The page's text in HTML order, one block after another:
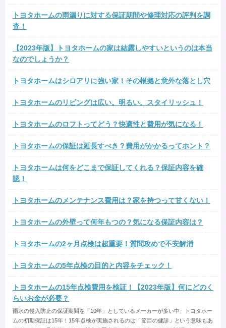
トヨタホームの雨漏りに対する保証期間や修理対応の評判を調
査！
【2023年版】トヨタホームの家は結露しやすいというのは本当
なのでしょうか？
トヨタホームはシロアリに強い家！その根拠と意外な落とし穴
トヨタホームのリビングは広い。明るい。スタイリッシュ！
トヨタホームのロフトってどう？快適性と費用が気になる！
トヨタホームの保証は延長すべき？費用がかかるってホント？
トヨタホームは何をどこまで保証してくれる？保証内容を確
認！
トヨタホームのメンテナンス費用は？家を持つって甘くない！
トヨタホームの外壁って何年もつの？気になる保証内容は？
トヨタホームの2ヶ月点検は超重要！質問攻めで不安解消
トヨタホームの5年点検の目的と内容をチェック！
トヨタホームの15年点検費用を検証！【2023年版】何にどのく
らいお金が必要？
雨水の侵入防止の保証期間を「10年」としているメーカーが多い中、トヨタホー
ムの初期保証は15年！15年点検が実施されるのは「節目の健診」という意味もあ